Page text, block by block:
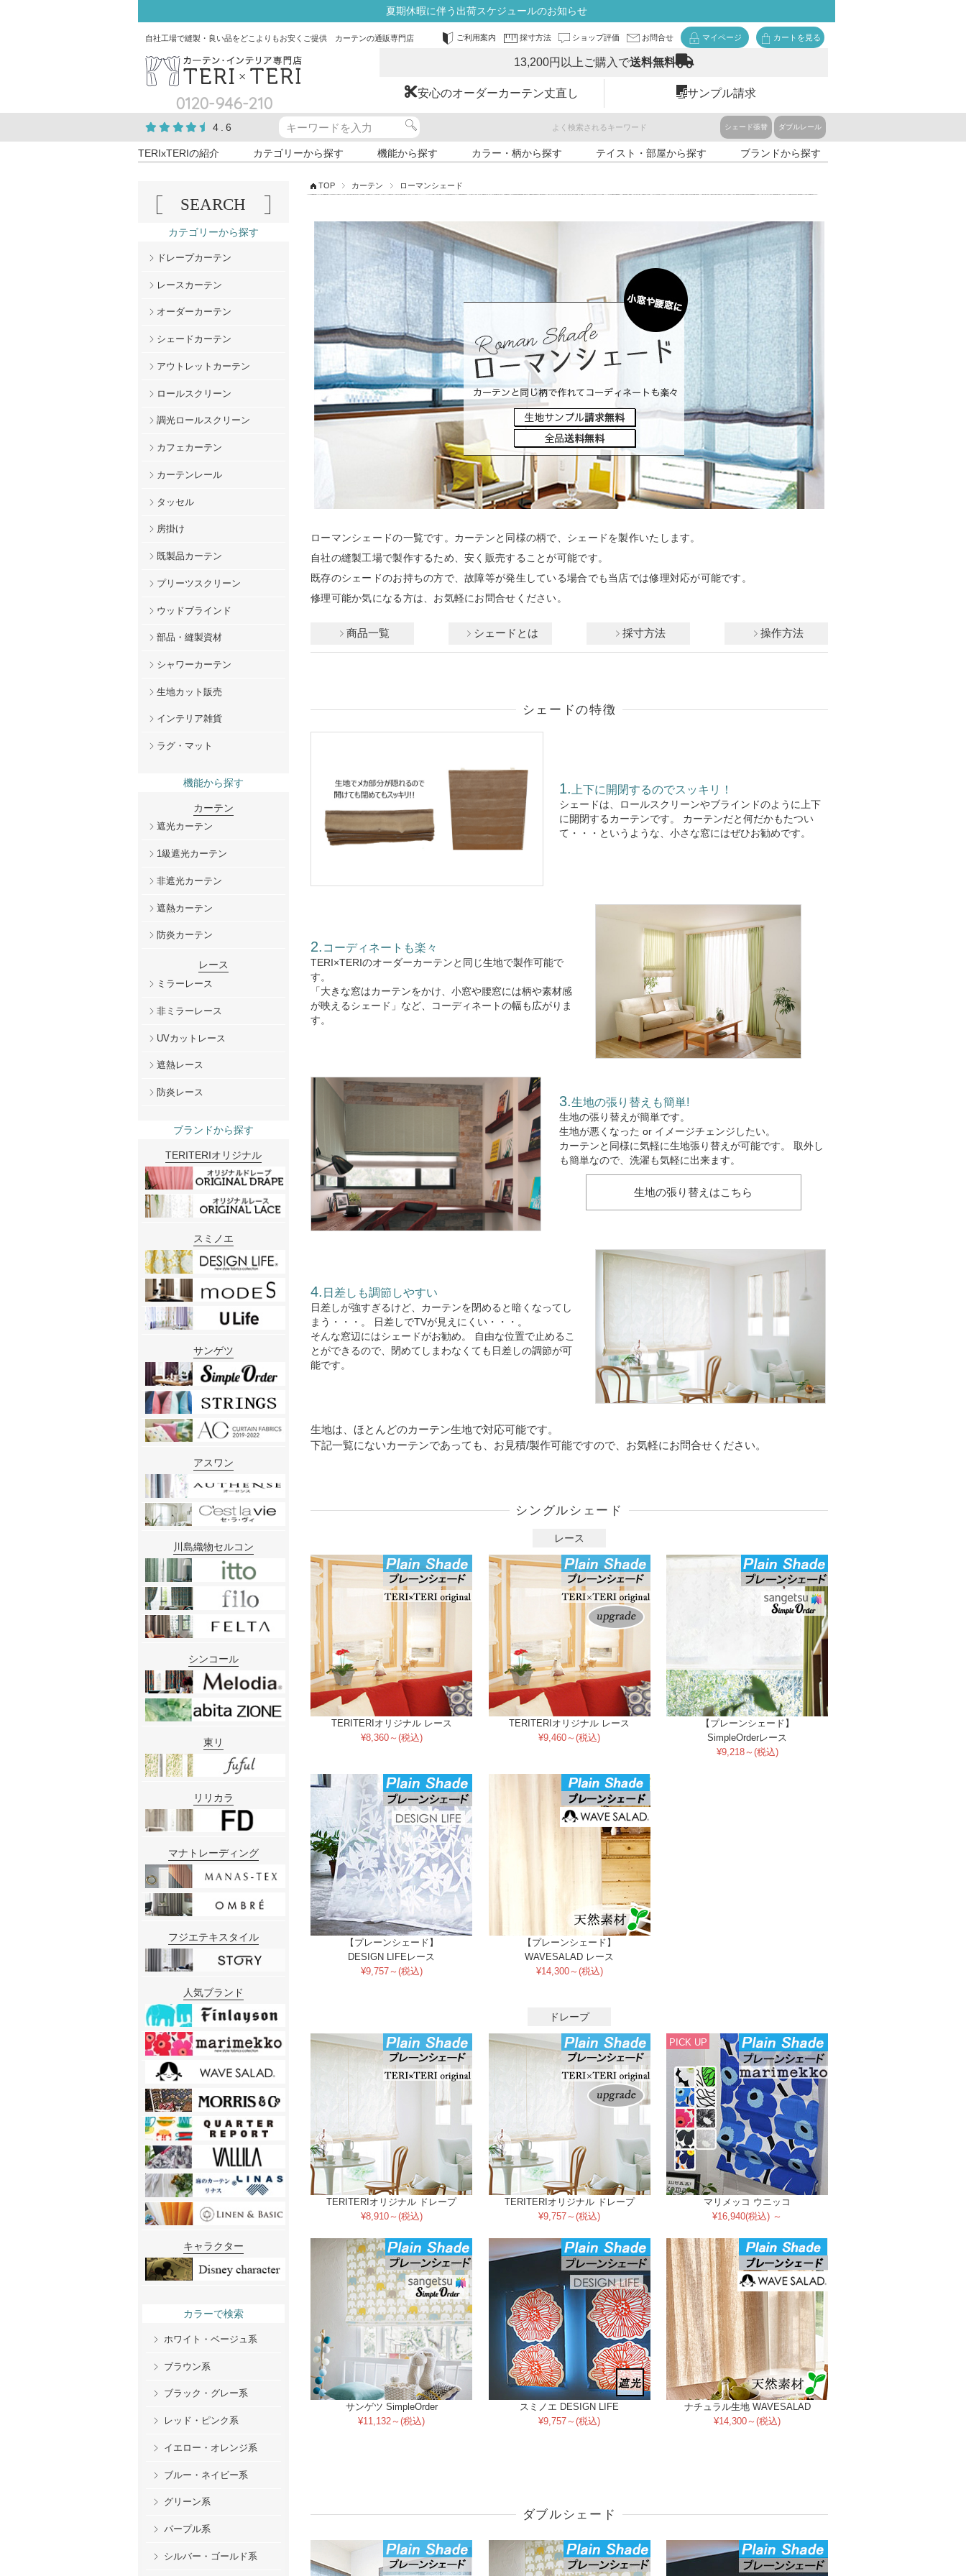
夏期休暇に伴う出荷スケジュールのお知らせ
自社工場で縫製・良い品をどこよりもお安くご提供 カーテンの通販専門店 ご利用案内 採寸方法 ショップ評価 お問合せ マイページ カートを見る
0120-946-210
13,200円以上ご購入で送料無料
安心のオーダーカーテン丈直し サンプル請求
4.6 よく検索されるキーワード シェード張替 ダブルレール
TERIxTERIの紹介 カテゴリーから探す 機能から探す カラー・柄から探す テイスト・部屋から探す ブランドから探す
TOP カーテン ローマンシェード
ローマンシェードの一覧です。カーテンと同様の柄で、シェードを製作いたします。
自社の縫製工場で製作するため、安く販売することが可能です。
既存のシェードのお持ちの方で、故障等が発生している場合でも当店では修理対応が可能です。
修理可能か気になる方は、お気軽にお問合せください。
商品一覧 シェードとは 採寸方法 操作方法
シェードの特徴
上下に開閉するのでスッキリ！
シェードは、ロールスクリーンやブラインドのように上下
に開閉するカーテンです。 カーテンだと何だかもたつい
て・・・というような、小さな窓にはぜひお勧めです。
コーディネートも楽々
TERI×TERIのオーダーカーテンと同じ生地で製作可能で
す。
「大きな窓はカーテンをかけ、小窓や腰窓には柄や素材感
が映えるシェード」など、コーディネートの幅も広がりま
す。
生地の張り替えも簡単!
生地の張り替えが簡単です。
生地が悪くなった or イメージチェンジしたい。
カーテンと同様に気軽に生地張り替えが可能です。 取外し
も簡単なので、洗濯も気軽に出来ます。
生地の張り替えはこちら
日差しも調節しやすい
日差しが強すぎるけど、カーテンを閉めると暗くなってし
まう・・・。 日差しでTVが見えにくい・・・。
そんな窓辺にはシェードがお勧め。 自由な位置で止めるこ
とができるので、閉めてしまわなくても日差しの調節が可
能です。
生地は、ほとんどのカーテン生地で対応可能です。
下記一覧にないカーテンであっても、お見積/製作可能ですので、お気軽にお問合せください。
シングルシェード
レース
TERITERIオリジナル レース
¥8,360～(税込)
TERITERIオリジナル レース
¥9,460～(税込)
【プレーンシェード】
SimpleOrderレース
¥9,218～(税込)
【プレーンシェード】
DESIGN LIFEレース
¥9,757～(税込)
【プレーンシェード】
WAVESALAD レース
¥14,300～(税込)
ドレープ
TERITERIオリジナル ドレープ
¥8,910～(税込)
TERITERIオリジナル ドレープ
¥9,757～(税込)
PICK UP
マリメッコ ウニッコ
¥16,940(税込) ～
サンゲツ SimpleOrder
¥11,132～(税込)
スミノエ DESIGN LIFE
¥9,757～(税込)
ナチュラル生地 WAVESALAD
¥14,300～(税込)
ダブルシェード
SEARCH
カテゴリーから探す
ドレープカーテン
レースカーテン
オーダーカーテン
シェードカーテン
アウトレットカーテン
ロールスクリーン
調光ロールスクリーン
カフェカーテン
カーテンレール
タッセル
房掛け
既製品カーテン
プリーツスクリーン
ウッドブラインド
部品・縫製資材
シャワーカーテン
生地カット販売
インテリア雑貨
ラグ・マット
機能から探す
カーテン
遮光カーテン
1級遮光カーテン
非遮光カーテン
遮熱カーテン
防炎カーテン
レース
ミラーレース
非ミラーレース
UVカットレース
遮熱レース
防炎レース
ブランドから探す
TERITERIオリジナル
スミノエ
サンゲツ
アスワン
川島織物セルコン
シンコール
東リ
リリカラ
マナトレーディング
フジエテキスタイル
人気ブランド
キャラクター
カラーで検索
ホワイト・ベージュ系
ブラウン系
ブラック・グレー系
レッド・ピンク系
イエロー・オレンジ系
ブルー・ネイビー系
グリーン系
パープル系
シルバー・ゴールド系